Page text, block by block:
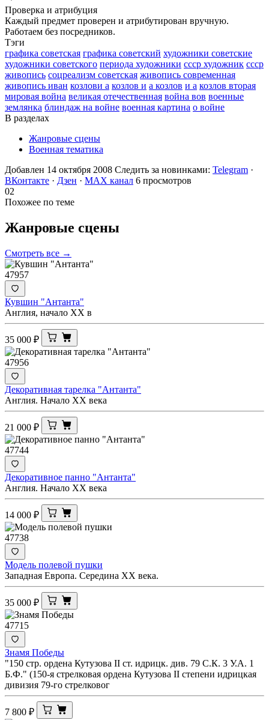
Проверка и атрибуция
Каждый предмет проверен и атрибутирован вручную.
Работаем без посредников.
Тэги
графика советская графика советский художники советские
художники советского периода художники ссср художник ссср
живопись соцреализм советская живопись современная
живопись иван козлови а козлов и а козлов и а козлов вторая
мировая война великая отечественная война вов военные
землянка блиндаж на войне военная картина о войне
В разделах
Жанровые сцены
Военная тематика
Добавлен 14 октября 2008 Следить за новинками: Telegram ·
ВКонтакте · Дзен · MAX канал 6 просмотров
02
Похожее по теме
Жанровые сцены
Смотреть все →
47957
Кувшин "Антанта"
Англия, начало ХХ в
35 000 ₽
47956
Декоративная тарелка "Антанта"
Англия. Начало ХХ века
21 000 ₽
47744
Декоративное панно "Антанта"
Англия. Начало ХХ века
14 000 ₽
47738
Модель полевой пушки
Западная Европа. Середина XX века.
35 000 ₽
47715
Знамя Победы
"150 стр. ордена Кутузова II ст. идрицк. див. 79 С.К. 3 У.А. 1
Б.Ф." (150-я стрелковая ордена Кутузова II степени идрицкая
дивизия 79-го стрелковог
7 800 ₽